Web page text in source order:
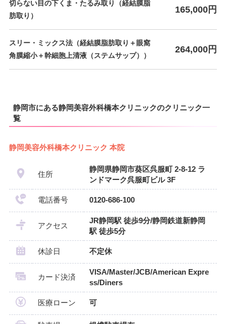
切らない目の下くま・たるみ取り（経結膜脂
肪取り）
165,000円
スリー・ミックス法（経結膜脂肪取り＋眼窩
角膜縮小＋幹細胞上清液（ステムサップ））
264,000円
静岡市にある静岡美容外科橋本クリニックのクリニック一
覧
静岡美容外科橋本クリニック 本院
住所
静岡県静岡市葵区呉服町 2-8-12 ラ
ンドマーク呉服町ビル 3F
電話番号 0120-686-100
アクセス
JR静岡駅 徒歩9分/静岡鉄道新静岡
駅 徒歩5分
休診日 不定休
カード決済
VISA/Master/JCB/American Expre
ss/Diners
医療ローン 可